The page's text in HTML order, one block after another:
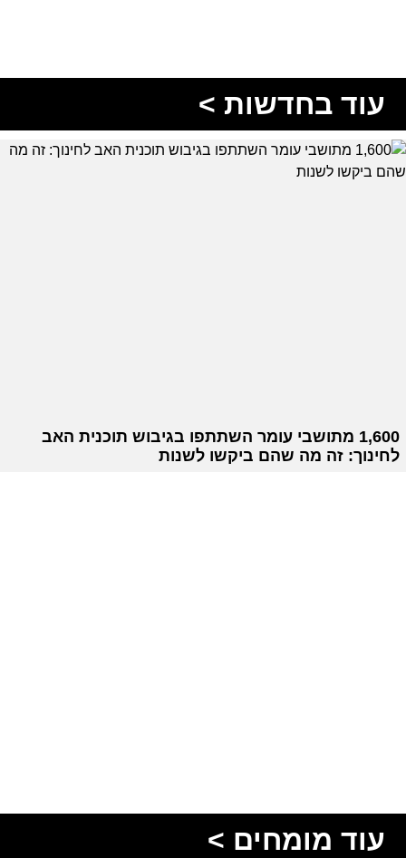
עוד בחדשות >
1,600 מתושבי עומר השתתפו בגיבוש תוכנית האב
לחינוך: זה מה שהם ביקשו לשנות
עוד מומחים >